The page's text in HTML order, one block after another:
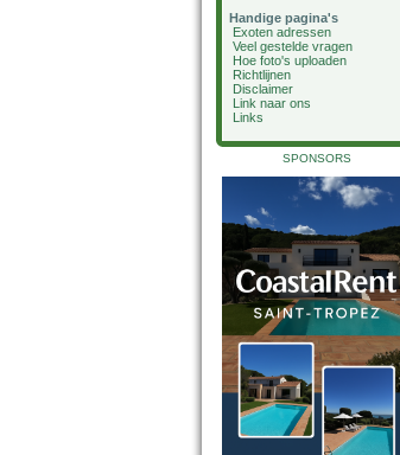
Handige pagina's
Exoten adressen
Veel gestelde vragen
Hoe foto's uploaden
Richtlijnen
Disclaimer
Link naar ons
Links
SPONSORS